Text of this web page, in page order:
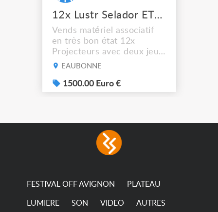
12x Lustr Selador ETC Led 7x colors filtres
Vends matériel associatif
en très bon état 12x
Projecteurs avec deux jeux
de filtre filtre Lustr Selador
system – seven colour
LEDs providing the
with low power
consumption The
EAUBONNE
1500.00 Euro €
FESTIVAL OFF AVIGNON PLATEAU
LUMIERE SON VIDEO AUTRES